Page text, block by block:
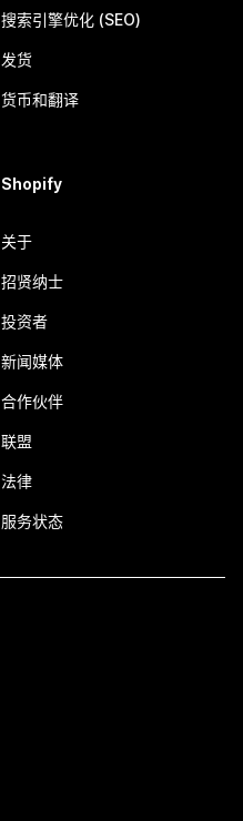
搜索引擎优化 (SEO)
发货
货币和翻译
Shopify
关于
招贤纳士
投资者
新闻媒体
合作伙伴
联盟
法律
服务状态